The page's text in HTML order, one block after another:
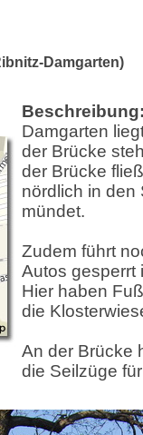
Damgarten)
Damgarten
der Brücke
der Brücke
nördlich in den
mündet.
Zudem führt
Autos gesperrt
Hier haben
die
An der Brücke
die Seilzüge